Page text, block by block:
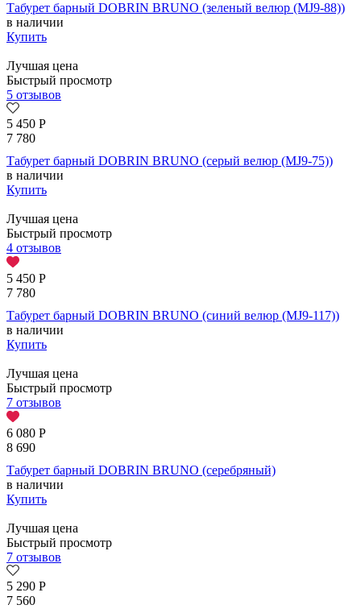
Табурет барный DOBRIN BRUNO (зеленый велюр (MJ9-88))
в наличии
Купить
Лучшая цена
Быстрый просмотр
5 отзывов
5 450 Р
7 780
Табурет барный DOBRIN BRUNO (серый велюр (MJ9-75))
в наличии
Купить
Лучшая цена
Быстрый просмотр
4 отзывов
5 450 Р
7 780
Табурет барный DOBRIN BRUNO (синий велюр (MJ9-117))
в наличии
Купить
Лучшая цена
Быстрый просмотр
7 отзывов
6 080 Р
8 690
Табурет барный DOBRIN BRUNO (серебряный)
в наличии
Купить
Лучшая цена
Быстрый просмотр
7 отзывов
5 290 Р
7 560